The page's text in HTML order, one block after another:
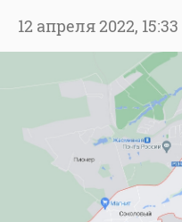
12 апреля 2022, 15:33